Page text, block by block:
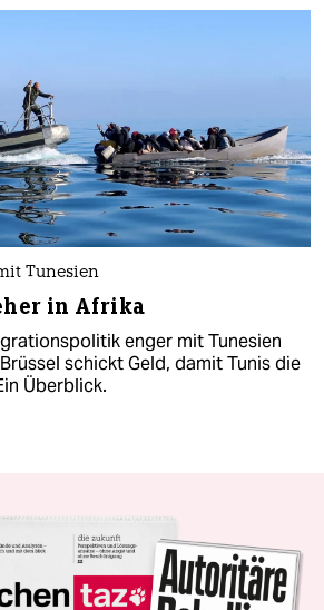
Tunesien
in Afrika
enger mit Tunesien
schickt Geld, damit Tunis die
Überblick.